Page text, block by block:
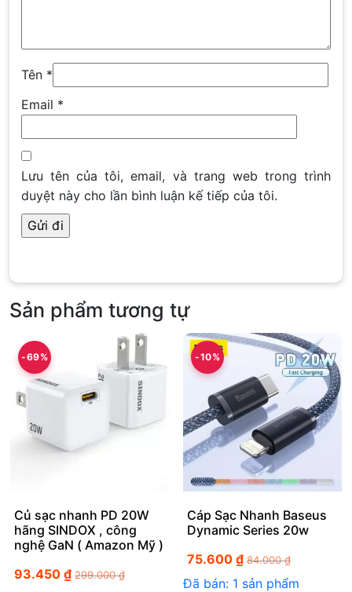
Tên *
Email *
Lưu tên của tôi, email, và trang web trong trình
duyệt này cho lần bình luận kế tiếp của tôi.
Sản phẩm tương tự
-69%
Củ sạc nhanh PD 20W
hãng SINDOX , công
nghệ GaN ( Amazon Mỹ )
93.450 ₫ 299.000₫
-10%
Cáp Sạc Nhanh Baseus
Dynamic Series 20w
75.600₫ 84.000₫
Đã bán: 1 sản phẩm